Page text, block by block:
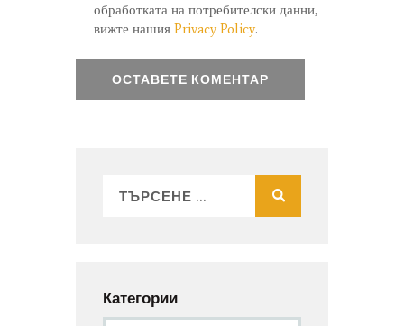
обработката на потребителски данни,
вижте нашияPrivacy Policy.
Категории